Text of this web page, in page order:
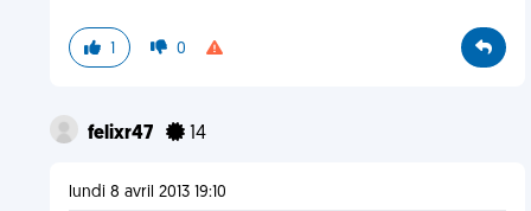
1 0
felixr47 14
lundi 8 avril 2013 19:10